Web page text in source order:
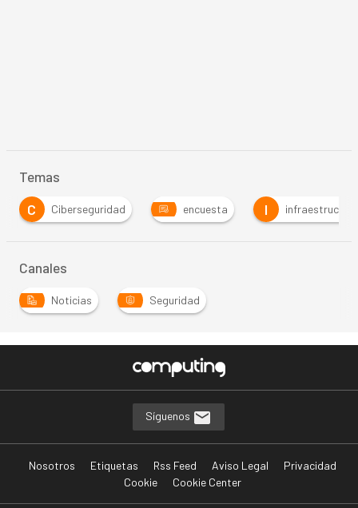
Temas
C
Ciberseguridad encuesta I
Canales
Noticias
Seguridad
Síguenos
Nosotros Etiquetas Rss Feed Aviso Legal
Privacidad
Cookie
Cookie Center